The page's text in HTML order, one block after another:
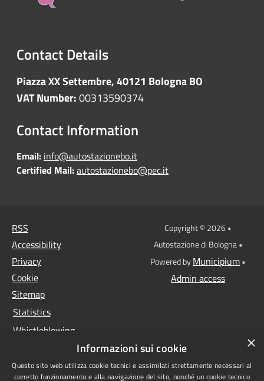
Contact Details
Piazza XX Settembre, 40121 Bologna BO
VAT Number:00313590374
Contact Information
Email: info@autostazionebo.it
Certified Mail:autostazionebo@pec.it
RSS
Accessibility
Privacy
Cookie
Sitemap
Statistics
Whistleblowing
Anti-money laundering
Copyright © 2026 •
Autostazione di Bologna •
Powered byMunicipium•
Admin access
×
Informazioni sui cookie
Questo sito web utilizza cookie tecnici e assimilati strettamente necessari al
corretto funzionamento e alla navigazione del sito, nonché un cookie tecnico